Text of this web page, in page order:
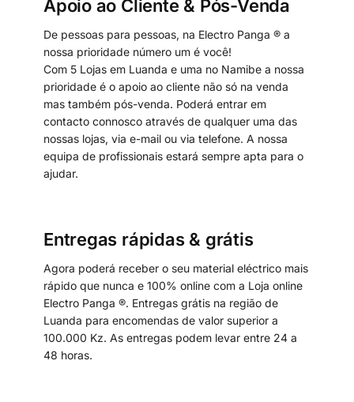
Apoio ao Cliente & Pós-Venda
De pessoas para pessoas, na Electro Panga ® a
nossa prioridade número um é você!
Com 5 Lojas em Luanda e uma no Namibe a nossa
prioridade é o apoio ao cliente não só na venda
mas também pós-venda. Poderá entrar em
contacto connosco através de qualquer uma das
nossas lojas, via e-mail ou via telefone. A nossa
equipa de profissionais estará sempre apta para o
ajudar.
Entregas rápidas & grátis
Agora poderá receber o seu material eléctrico mais
rápido que nunca e 100% online com a Loja online
Electro Panga ®. Entregas grátis na região de
Luanda para encomendas de valor superior a
100.000 Kz. As entregas podem levar entre 24 a
48 horas.